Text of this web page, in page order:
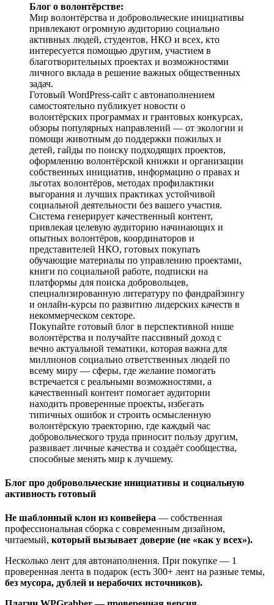
Блог о волонтёрстве:
Мир волонтёрства и добровольческие инициативы
привлекают огромную аудиторию социально
активных людей, студентов, НКО и всех, кто
интересуется помощью другим, участием в
благотворительных проектах и возможностями
личного вклада в решение важных общественных
задач.
Готовый WordPress-сайт с автонаполнением
самостоятельно публикует новости о
волонтёрских программах и грантовых конкурсах,
обзоры популярных направлений — от экологии и
помощи животным до поддержки пожилых и
детей, гайды по поиску подходящих проектов,
оформлению волонтёрской книжки и организации
собственных инициатив, информацию о правах и
льготах волонтёров, методах профилактики
выгорания и лучших практиках устойчивой
социальной деятельности без вашего участия.
Система генерирует качественный контент,
привлекая целевую аудиторию начинающих и
опытных волонтёров, координаторов и
представителей НКО, готовых покупать
обучающие материалы по управлению проектами,
книги по социальной работе, подписки на
платформы для поиска добровольцев,
специализированную литературу по фандрайзингу
и онлайн-курсы по развитию лидерских качеств в
некоммерческом секторе.
Покупайте готовый блог в перспективной нише
волонтёрства и получайте пассивный доход с
вечно актуальной тематики, которая важна для
миллионов социально ответственных людей по
всему миру — сферы, где желание помогать
встречается с реальными возможностями, а
качественный контент помогает аудитории
находить проверенные проекты, избегать
типичных ошибок и строить осмысленную
волонтёрскую траекторию, где каждый час
добровольческого труда приносит пользу другим,
развивает личные качества и создаёт сообщества,
способные менять мир к лучшему.
Блог про добровольческие инициативы и социальную
активность готовый
Не шаблонный клон из конвейера — собственная
профессиональная сборка с современным дизайном,
читаемый, который вызывает доверие (не «как у всех»).
Несколько лент для автонаполнения. При покупке — 1
проверенная лента в подарок (есть 300+ лент на разные темы,
без мусора, дублей и нерабочих источников).